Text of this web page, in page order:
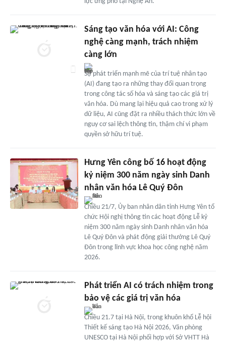
Sáng tạo văn hóa với AI: Công
nghệ càng mạnh, trách nhiệm
càng lớn
Sự phát triển mạnh mẽ của trí tuệ nhân tạo
(AI) đang tạo ra những thay đổi quan trọng
trong công tác số hóa và sáng tạo các giá trị
văn hóa. Dù mang lại hiệu quả cao trong xử lý
dữ liệu, AI cũng đặt ra nhiều thách thức lớn về
nguy cơ sai lệch thông tin, thậm chí vi phạm
quyền sở hữu trí tuệ.
Hưng Yên công bố 16 hoạt động
kỷ niệm 300 năm ngày sinh Danh
nhân văn hóa Lê Quý Đôn
Chiều 21/7, Ủy ban nhân dân tỉnh Hưng Yên tổ
chức Hội nghị thông tin các hoạt động Lễ kỷ
niệm 300 năm ngày sinh Danh nhân văn hóa
Lê Quý Đôn và phát động giải thưởng Lê Quý
Đôn trong lĩnh vực khoa học công nghệ năm
2026.
Phát triển AI có trách nhiệm trong
bảo vệ các giá trị văn hóa
Chiều 21.7 tại Hà Nội, trong khuôn khổ Lễ hội
Thiết kế sáng tạo Hà Nội 2026, Văn phòng
UNESCO tại Hà Nội phối hợp với Sở VHTT Hà